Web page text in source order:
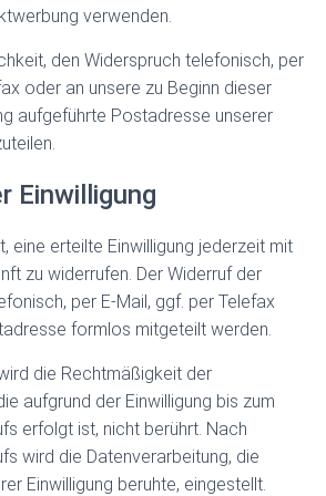
verwenden.
den Widerspruch telefonisch, per
oder an unsere zu Beginn dieser
aufgeführte Postadresse unserer
Einwilligung
eine erteilte Einwilligung jederzeit mit
zu widerrufen. Der Widerruf der
per E-Mail, ggf. per Telefax
formlos mitgeteilt werden.
die Rechtmäßigkeit der
aufgrund der Einwilligung bis zum
erfolgt ist, nicht berührt. Nach
wird die Datenverarbeitung, die
Einwilligung beruhte, eingestellt.